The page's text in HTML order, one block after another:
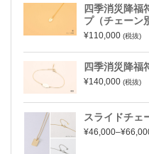
四季消災降福
プ（チェーン
¥110,000 (税抜)
四季消災降福
¥140,000 (税抜)
スライドチェ